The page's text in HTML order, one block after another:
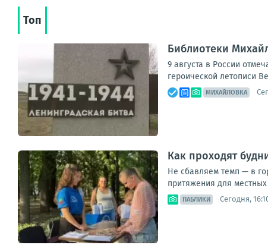
Топ
Библиотеки
9 августа в России
героической летописи
МИХАЙЛОВКА
Как проходят
Не сбавляем темп — в
притяжения для местных
ПАБЛИКИ Сегодня,